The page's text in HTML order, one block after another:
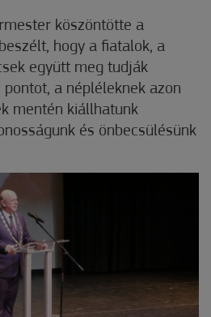
köszöntötte a
hogy a fiatalok, a
együtt meg tudják
a népléleknek azon
mentén kiállhatunk
és önbecsülésünk